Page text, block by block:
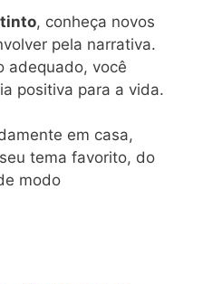
, conheça novos
pela narrativa.
adequado, você
positiva para a vida.
em casa,
tema favorito, do
modo